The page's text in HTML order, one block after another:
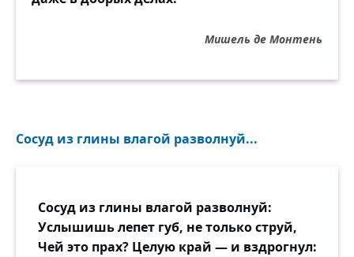
Мишель де Монтень
Сосуд из глины влагой разволнуй...
Сосуд из глины влагой разволнуй:
Услышишь лепет губ, не только струй,
Чей это прах? Целую край — и вздрогнул: